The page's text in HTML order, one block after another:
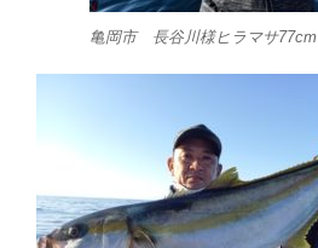
亀岡市 長谷川様ヒラマサ77cm